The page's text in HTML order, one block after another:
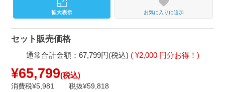
お気に入りに追加
セット販売価格
通常合計金額：67,799円(税込) ( ¥2,000 円分お得！)
¥65,799(税込)
消費税¥5,981 税抜¥59,818